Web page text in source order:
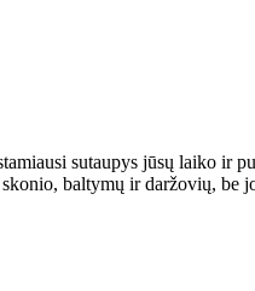
sutaupys jūsų laiko ir
skonio, baltymų ir daržovių, be